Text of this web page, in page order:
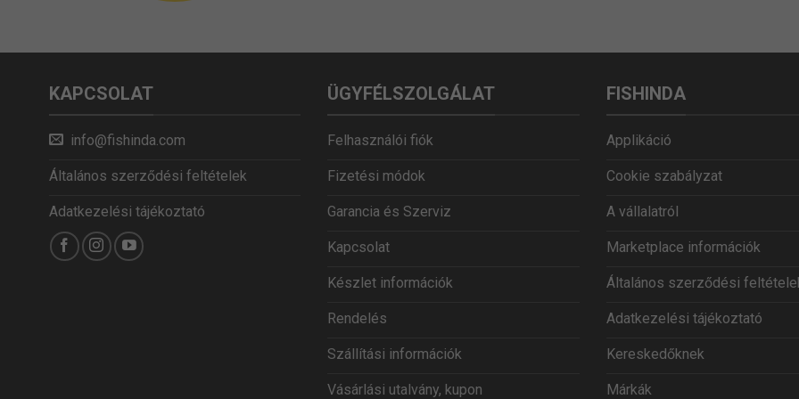
KAPCSOLAT
info@fishinda.com
Általános szerződési feltételek
Adatkezelési tájékoztató
ÜGYFÉLSZOLGÁLAT
Felhasználói fiók
Fizetési módok
Garancia és Szerviz
Kapcsolat
Készlet információk
Rendelés
Szállítási információk
Vásárlási utalvány, kupon
FISHINDA
Applikáció
Cookie szabályzat
A vállalatról
Marketplace információk
Általános szerződési
Adatkezelési tájékoztató
Kereskedőknek
Márkák